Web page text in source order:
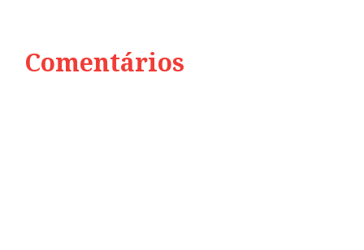
Comentários